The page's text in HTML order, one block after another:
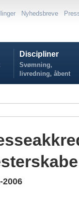
Nyhedsbreve
Discipliner
Svømning,
livredning, åbent
vand...
2006